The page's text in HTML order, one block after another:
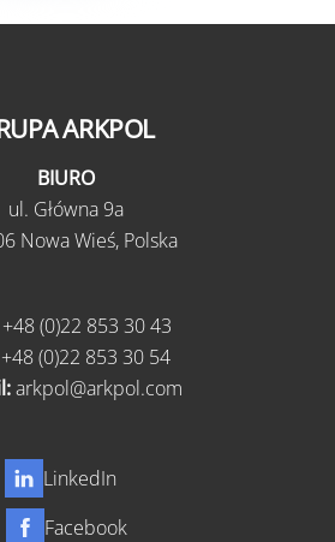
ARKPOL
BIURO
ul. Główna 9a
Nowa Wieś, Polska
(0)22 853 30 43
+48 (0)22 853 30 54
arkpol@arkpol.com
LinkedIn
Facebook